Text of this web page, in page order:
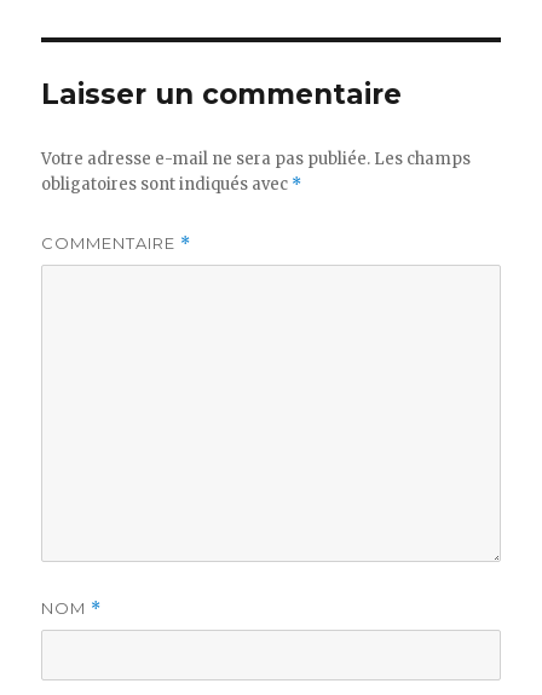
Laisser un commentaire
Votre adresse e-mail ne sera pas publiée. Les champs
obligatoires sont indiqués avec *
COMMENTAIRE *
NOM *